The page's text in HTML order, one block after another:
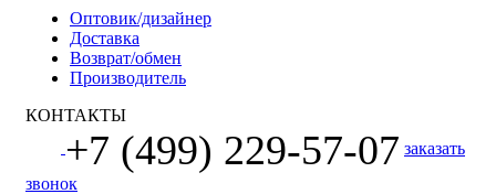
Оптовик/дизайнер
Доставка
Возврат/обмен
Производитель
КОНТАКТЫ
+7 (499) 229-57-07 заказать
звонок